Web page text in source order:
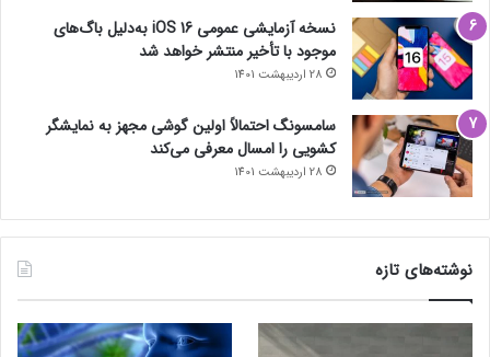
نسخه آزمایشی عمومی iOS 16 به‌دلیل باگ‌های
موجود با تأخیر منتشر خواهد شد
28 اردیبهشت 1401
سامسونگ احتمالاً اولین گوشی مجهز به نمایشگر
کشویی را امسال معرفی می‌کند
28 اردیبهشت 1401
نوشته‌های تازه